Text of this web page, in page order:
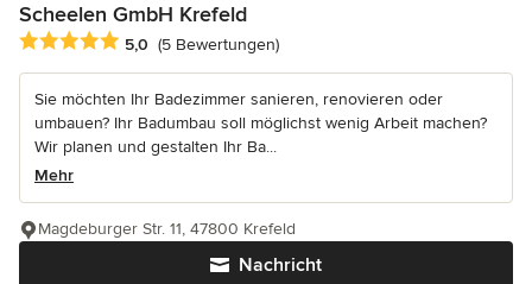
Scheelen GmbH Krefeld
Durchschnittliche Bewertung: 5 von 5 Sternen
5,0 (5 Bewertungen)
Sie möchten Ihr Badezimmer sanieren, renovieren oder
umbauen? Ihr Badumbau soll möglichst wenig Arbeit machen?
Wir planen und gestalten Ihr Ba...
Mehr
Nachricht
Magdeburger Str. 11, 47800 Krefeld